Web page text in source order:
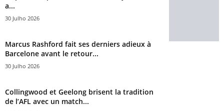
a...
30 Julho 2026
Marcus Rashford fait ses derniers adieux à
Barcelone avant le retour...
30 Julho 2026
Collingwood et Geelong brisent la tradition
de l’AFL avec un match...